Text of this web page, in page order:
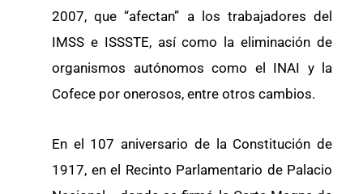
2007, que “afectan” a los trabajadores del
IMSS e ISSSTE, así como la eliminación de
organismos autónomos como el INAI y la
Cofece por onerosos, entre otros cambios.
En el 107 aniversario de la Constitución de
1917, en el Recinto Parlamentario de Palacio